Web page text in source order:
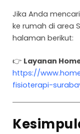
Jika Anda
ke rumah di area
halaman berikut:
👉 Layanan
https://
fisioterapi-